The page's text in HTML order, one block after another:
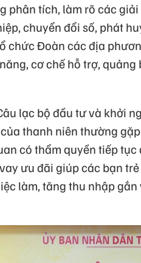
phân tích, làm rõ các
chuyển đổi số, phát
chức Đoàn các địa
cơ chế hỗ trợ, quảng
lạc bộ đầu tư và khởi
thanh niên thường
có thẩm quyền tiếp
ưu đãi giúp các bạn
làm, tăng thu nhập